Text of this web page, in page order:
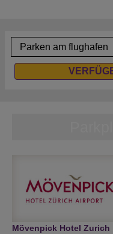
Mövenpick Hotel Zurich